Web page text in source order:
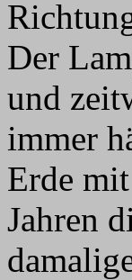
Der
und
immer
Erde
Jahren